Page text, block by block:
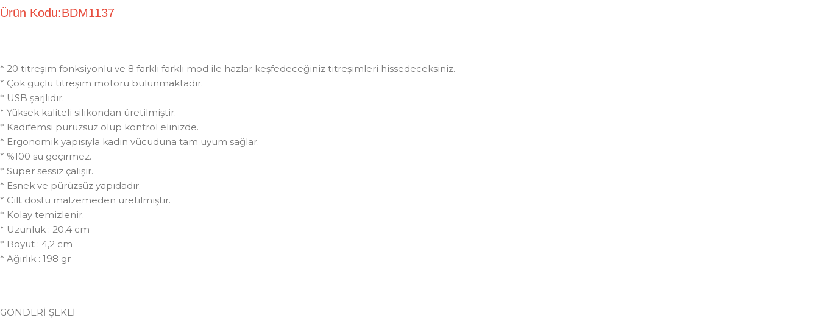
Ürün Kodu:BDM1137
* 20 titreşim fonksiyonlu ve 8 farklı farklı mod ile hazlar keşfedeceğiniz titreşimleri hissedeceksiniz.
* Çok güçlü titreşim motoru bulunmaktadır.
* USB şarjlıdır.
* Yüksek kaliteli silikondan üretilmiştir.
* Kadifemsi pürüzsüz olup kontrol elinizde.
* Ergonomik yapısıyla kadın vücuduna tam uyum sağlar.
* %100 su geçirmez.
* Süper sessiz çalışır.
* Esnek ve pürüzsüz yapıdadır.
* Cilt dostu malzemeden üretilmiştir.
* Kolay temizlenir.
* Uzunluk : 20,4 cm
* Boyut : 4,2 cm
* Ağırlık : 198 gr
GÖNDERİ ŞEKLİ